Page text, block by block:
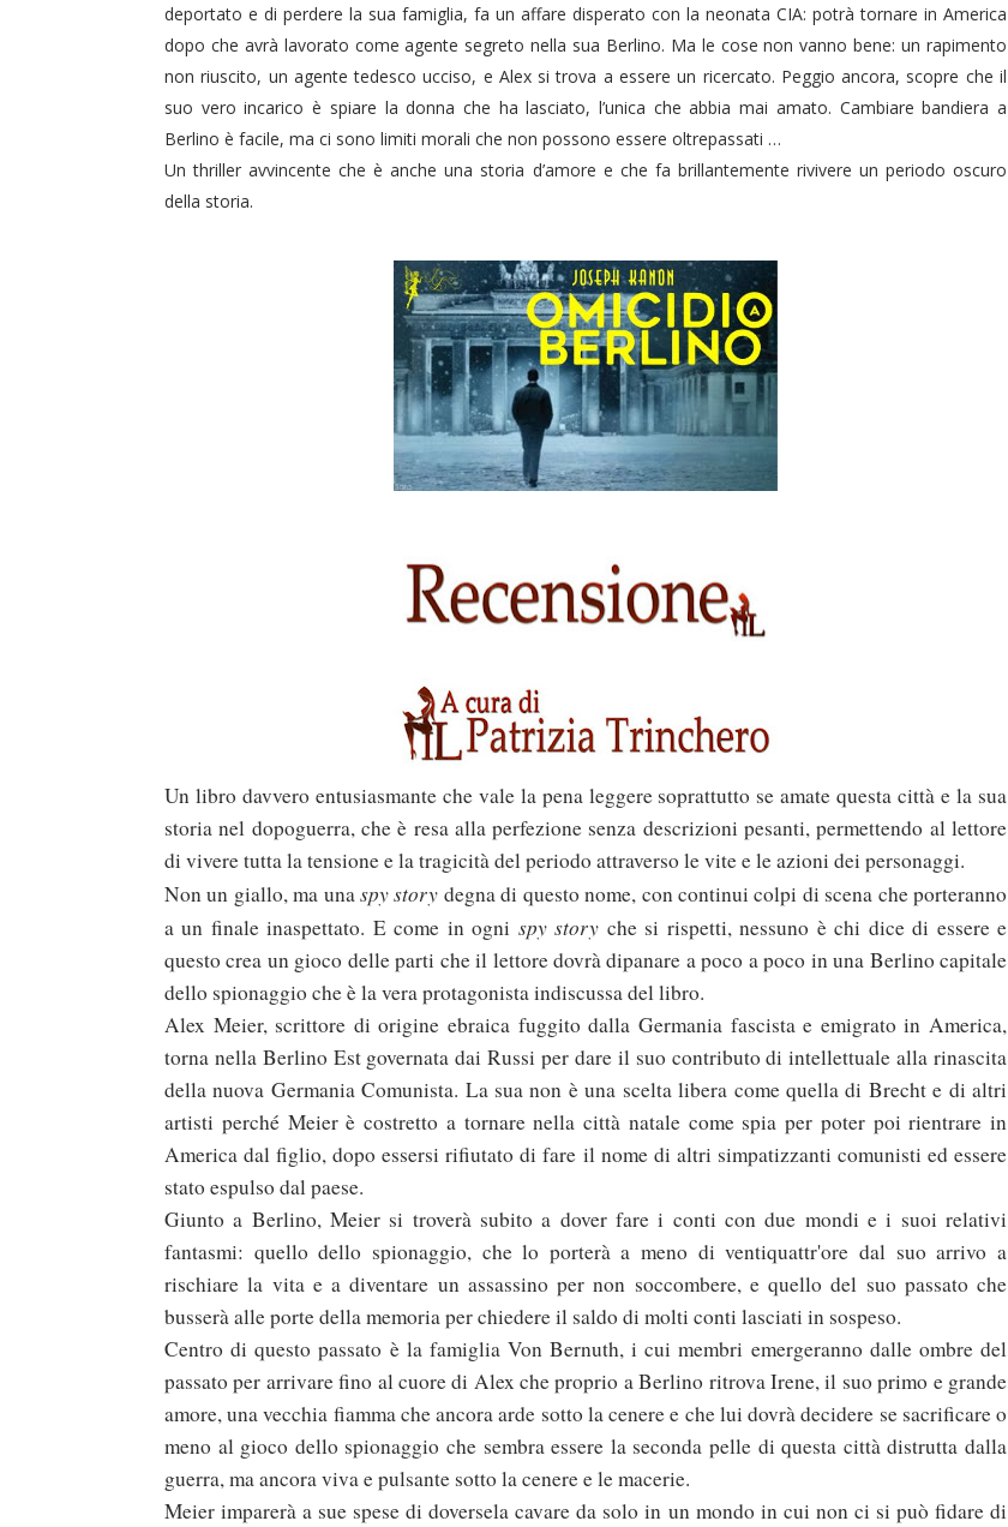
deportato e di perdere la sua famiglia, fa un affare disperato con la neonata CIA: potrà tornare in America
dopo che avrà lavorato come agente segreto nella sua Berlino. Ma le cose non vanno bene: un rapimento
non riuscito, un agente tedesco ucciso, e Alex si trova a essere un ricercato. Peggio ancora, scopre che il
suo vero incarico è spiare la donna che ha lasciato, l’unica che abbia mai amato. Cambiare bandiera a
Berlino è facile, ma ci sono limiti morali che non possono essere oltrepassati …
Un thriller avvincente che è anche una storia d’amore e che fa brillantemente rivivere un periodo oscuro
della storia.
Un libro davvero entusiasmante che vale la pena leggere soprattutto se amate questa città e la sua
storia nel dopoguerra, che è resa alla perfezione senza descrizioni pesanti, permettendo al lettore
di vivere tutta la tensione e la tragicità del periodo attraverso le vite e le azioni dei personaggi.
Non un giallo, ma unaspy story degna di questo nome, con continui colpi di scena che porteranno
a un finale inaspettato. E come in ogni spy story che si rispetti, nessuno è chi dice di essere e
questo crea un gioco delle parti che il lettore dovrà dipanare a poco a poco in una Berlino capitale
dello spionaggio che è la vera protagonista indiscussa del libro.
Alex Meier, scrittore di origine ebraica fuggito dalla Germania fascista e emigrato in America,
torna nella Berlino Est governata dai Russi per dare il suo contributo di intellettuale alla rinascita
della nuova Germania Comunista. La sua non è una scelta libera come quella di Brecht e di altri
artisti perché Meier è costretto a tornare nella città natale come spia per poter poi rientrare in
America dal figlio, dopo essersi rifiutato di fare il nome di altri simpatizzanti comunisti ed essere
stato espulso dal paese.
Giunto a Berlino, Meier si troverà subito a dover fare i conti con due mondi e i suoi relativi
fantasmi: quello dello spionaggio, che lo porterà a meno di ventiquattr'ore dal suo arrivo a
rischiare la vita e a diventare un assassino per non soccombere, e quello del suo passato che
busserà alle porte della memoria per chiedere il saldo di molti conti lasciati in sospeso.
Centro di questo passato è la famiglia Von Bernuth, i cui membri emergeranno dalle ombre del
passato per arrivare fino al cuore di Alex che proprio a Berlino ritrova Irene, il suo primo e grande
amore, una vecchia fiamma che ancora arde sotto la cenere e che lui dovrà decidere se sacrificare o
meno al gioco dello spionaggio che sembra essere la seconda pelle di questa città distrutta dalla
guerra, ma ancora viva e pulsante sotto la cenere e le macerie.
Meier imparerà a sue spese di doversela cavare da solo in un mondo in cui non ci si può fidare di